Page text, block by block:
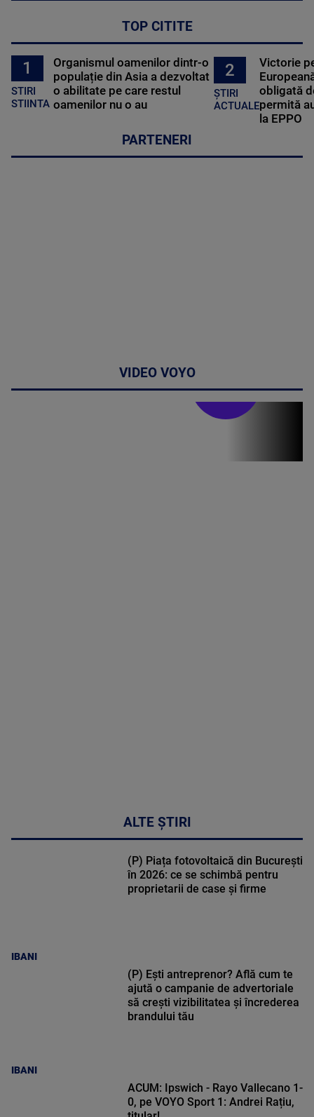
TOP CITITE
1
STIRI
STIINTA
Organismul oamenilor dintr-o
populație din Asia a dezvoltat
o abilitate pe care restul
oamenilor nu o au
2
ȘTIRI
ACTUALE
Victorie
obligată
permită
la EPPO
PARTENERI
VIDEO VOYO
ALTE ȘTIRI
IBANI
(P) Piața fotovoltaică din București
în 2026: ce se schimbă pentru
proprietarii de case și firme
IBANI
(P) Ești antreprenor? Află cum te
ajută o campanie de advertoriale
să crești vizibilitatea și încrederea
brandului tău
ACUM: Ipswich - Rayo Vallecano 1-
0, pe VOYO Sport 1: Andrei Rațiu,